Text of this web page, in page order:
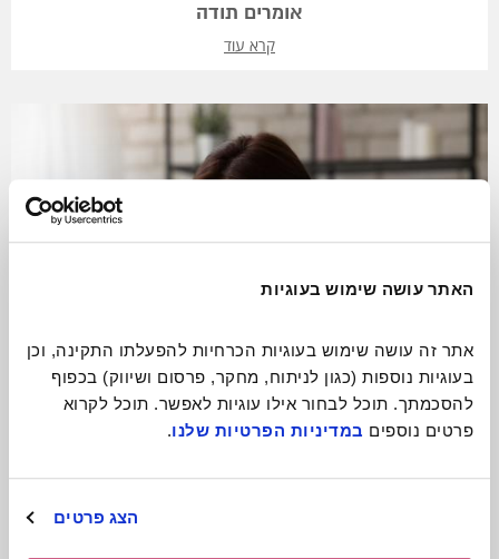
האתר עושה שימוש בעוגיות
פרטים נוספים במדיניות הפרטיות שלנו.
הצג פרטים
אומרים תודה
קרא עוד
התגעגעתם? תתקשרו!